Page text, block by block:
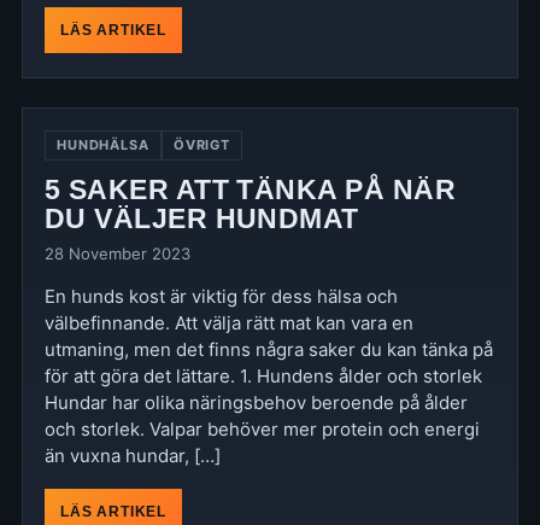
LÄS ARTIKEL
HUNDHÄLSA ÖVRIGT
5 SAKER ATT TÄNKA PÅ NÄR
DU VÄLJER HUNDMAT
28 November 2023
En hunds kost är viktig för dess hälsa och
välbefinnande. Att välja rätt mat kan vara en
utmaning, men det finns några saker du kan tänka på
för att göra det lättare. 1. Hundens ålder och storlek
Hundar har olika näringsbehov beroende på ålder
och storlek. Valpar behöver mer protein och energi
än vuxna hundar, […]
LÄS ARTIKEL